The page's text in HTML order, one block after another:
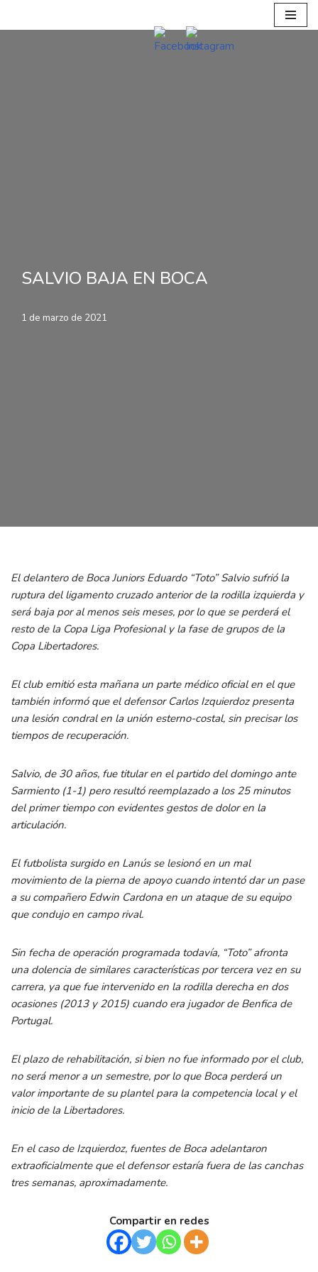
SALVIO BAJA EN BOCA
1 de marzo de 2021
El delantero de Boca Juniors Eduardo “Toto” Salvio sufrió la
ruptura del ligamento cruzado anterior de la rodilla izquierda y
será baja por al menos seis meses, por lo que se perderá el
resto de la Copa Liga Profesional y la fase de grupos de la
Copa Libertadores.
El club emitió esta mañana un parte médico oficial en el que
también informó que el defensor Carlos Izquierdoz presenta
una lesión condral en la unión esterno-costal, sin precisar los
tiempos de recuperación.
Salvio, de 30 años, fue titular en el partido del domingo ante
Sarmiento (1-1) pero resultó reemplazado a los 25 minutos
del primer tiempo con evidentes gestos de dolor en la
articulación.
El futbolista surgido en Lanús se lesionó en un mal
movimiento de la pierna de apoyo cuando intentó dar un pase
a su compañero Edwin Cardona en un ataque de su equipo
que condujo en campo rival.
Sin fecha de operación programada todavía, “Toto” afronta
una dolencia de similares características por tercera vez en su
carrera, ya que fue intervenido en la rodilla derecha en dos
ocasiones (2013 y 2015) cuando era jugador de Benfica de
Portugal.
El plazo de rehabilitación, si bien no fue informado por el club,
no será menor a un semestre, por lo que Boca perderá un
valor importante de su plantel para la competencia local y el
inicio de la Libertadores.
En el caso de Izquierdoz, fuentes de Boca adelantaron
extraoficialmente que el defensor estaría fuera de las canchas
tres semanas, aproximadamente.
Compartir en redes